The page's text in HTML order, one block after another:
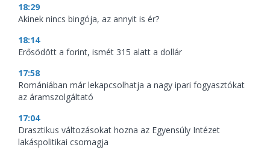
18:29
Akinek nincs bingója, az annyit is ér?
18:14
Erősödött a forint, ismét 315 alatt a dollár
17:58
Romániában már lekapcsolhatja a nagy ipari fogyasztókat
az áramszolgáltató
17:04
Drasztikus változásokat hozna az Egyensúly Intézet
lakáspolitikai csomagja